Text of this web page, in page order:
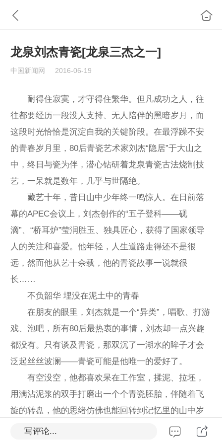
龙泉刘杰青瓷[龙泉三杰之一]
中国新闻网 2016-06-19
耐得住寂寞，才守得住繁华。但凡成功之人，往
往都要经历一段没人支持、无人陪伴的黑暗岁月，而
这段时光恰恰是沉淀自我的关键阶段。在最浮躁不安
的青春岁月里，80后青瓷艺术家刘杰“隐居”于大山之
中，终日与瓷为伴，潜心钻研着龙泉青瓷古法烧制技
艺，一呆就是数年，几乎与世隔绝。
藏艺十年，昔日山中少年终一鸣惊人。在日前落
幕的APEC会议上，刘杰创作的“五子登科——砚
滴”、“桥耳炉”莹润胜玉、独具匠心，获得了国家领导
人的关注和喜爱。他年轻，人生道路走得还不是很
远，然而他从艺十余载，他的青瓷故事一说就很
长……
不负韶华 埋没在泥土中的青春
在朋友的眼里，刘杰就是一个“异类”，唱歌、打游
戏、泡吧，所有80后最热衷的事情，刘杰却一点兴趣
都没有。只有谈及青瓷，那双沉了一湖水的眸子才会
泛起丝丝波澜——青瓷可能是他唯一的爱好了。
有空没空，他都喜欢呆在工作室，揉泥、拉坯，
用满沾泥浆的双手打磨出一个个青瓷胚胎，伴随着飞
旋的转盘，他的思绪仿佛也能回转到记忆里的山中岁
月……写评论...